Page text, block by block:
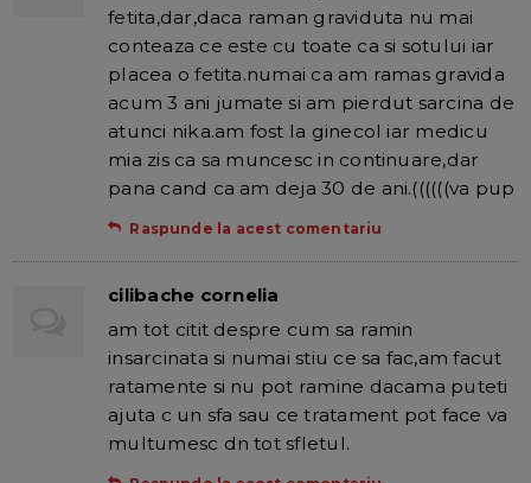
fetita,dar,daca raman graviduta nu mai
conteaza ce este cu toate ca si sotului iar
placea o fetita.numai ca am ramas gravida
acum 3 ani jumate si am pierdut sarcina de
atunci nika.am fost la ginecol iar medicu
mia zis ca sa muncesc in continuare,dar
pana cand ca am deja 30 de ani.((((((va pup
Raspunde la acest comentariu
cilibache cornelia
am tot citit despre cum sa ramin
insarcinata si numai stiu ce sa fac,am facut
ratamente si nu pot ramine dacama puteti
ajuta c un sfa sau ce tratament pot face va
multumesc dn tot sfletul.